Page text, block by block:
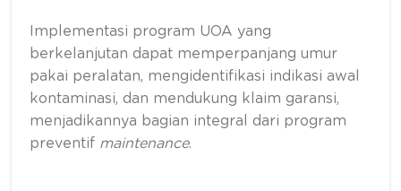
Implementasi program UOA yang
berkelanjutan dapat memperpanjang umur
pakai peralatan, mengidentifikasi indikasi awal
kontaminasi, dan mendukung klaim garansi,
menjadikannya bagian integral dari program
preventif maintenance.